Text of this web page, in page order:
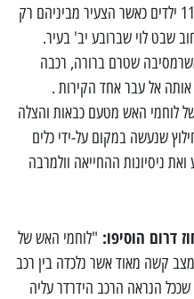
הרבנית גלית דאבוש ז"ל (45), אמא ל-11 ילדים כאשר הצעיר מביניהם רק
שטרם ברורה, רכבה
אל עבר אחד הקירות .
של לוחמי האש מטעם כבאות והצלה
שנעשה במקום על-ידי כלים
ניסיונות ההחייאה וולמרבה
דרום הוסיפו: "לוחמי האש של
קשה מאוד אשר נלכדה בין רכב
הנראה הרכב הידרדר עליה